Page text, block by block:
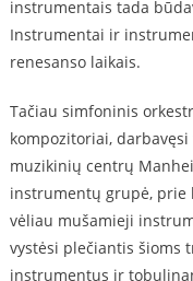
instrumentais tada
Instrumentai ir
renesanso laikais.
Tačiau simfoninis
kompozitoriai,
muzikinių centrų
instrumentų grupė, prie
vėliau mušamieji
vystėsi plečiantis šioms
instrumentus ir